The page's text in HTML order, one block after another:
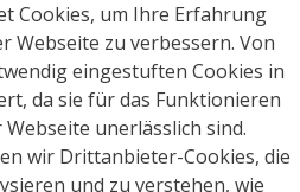
Cookies, um Ihre Erfahrung
Webseite zu verbessern. Von
eingestuften Cookies in
da sie für das Funktionieren
unerlässlich sind.
wir Drittanbieter-Cookies, die
und zu verstehen, wie